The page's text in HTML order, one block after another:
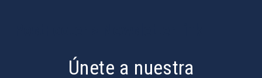
Únete a nuestra